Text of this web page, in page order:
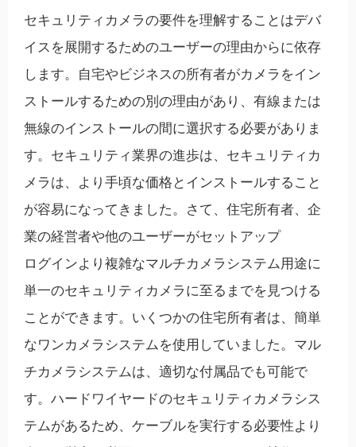
セキュリティカメラの要件を理解することはデバ
イスを展開するためのユーザーの理由からに依存
します。自宅やビジネスの所有者がカメラをイン
ストールするための別の理由があり、有線または
無線のインストールの間に選択する必要がありま
す。セキュリティ業界の進歩は、セキュリティカ
メラは、より手頃な価格とインストールすること
が容易になってきました。さて、住宅所有者、企
業の経営者や他のユーザーがセットアップ
ログインより複雑なマルチカメラシステム用途に
単一のセキュリティカメラに至るまでを見つける
ことができます。 いくつかの住宅所有者は、簡単
なワンカメラシステムを使用していました。マル
チカメラシステムは、適切な付属品でも可能で
す。ハードワイヤードのセキュリティカメラシス
テムがあるため、ケーブルを実行する必要性より